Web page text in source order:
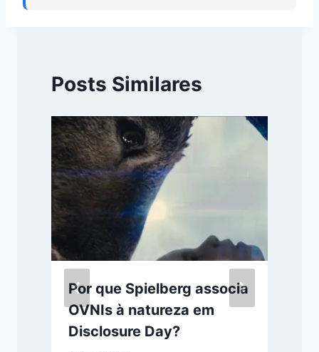
Posts Similares
Por que Spielberg associa
OVNIs à natureza em
Disclosure Day?